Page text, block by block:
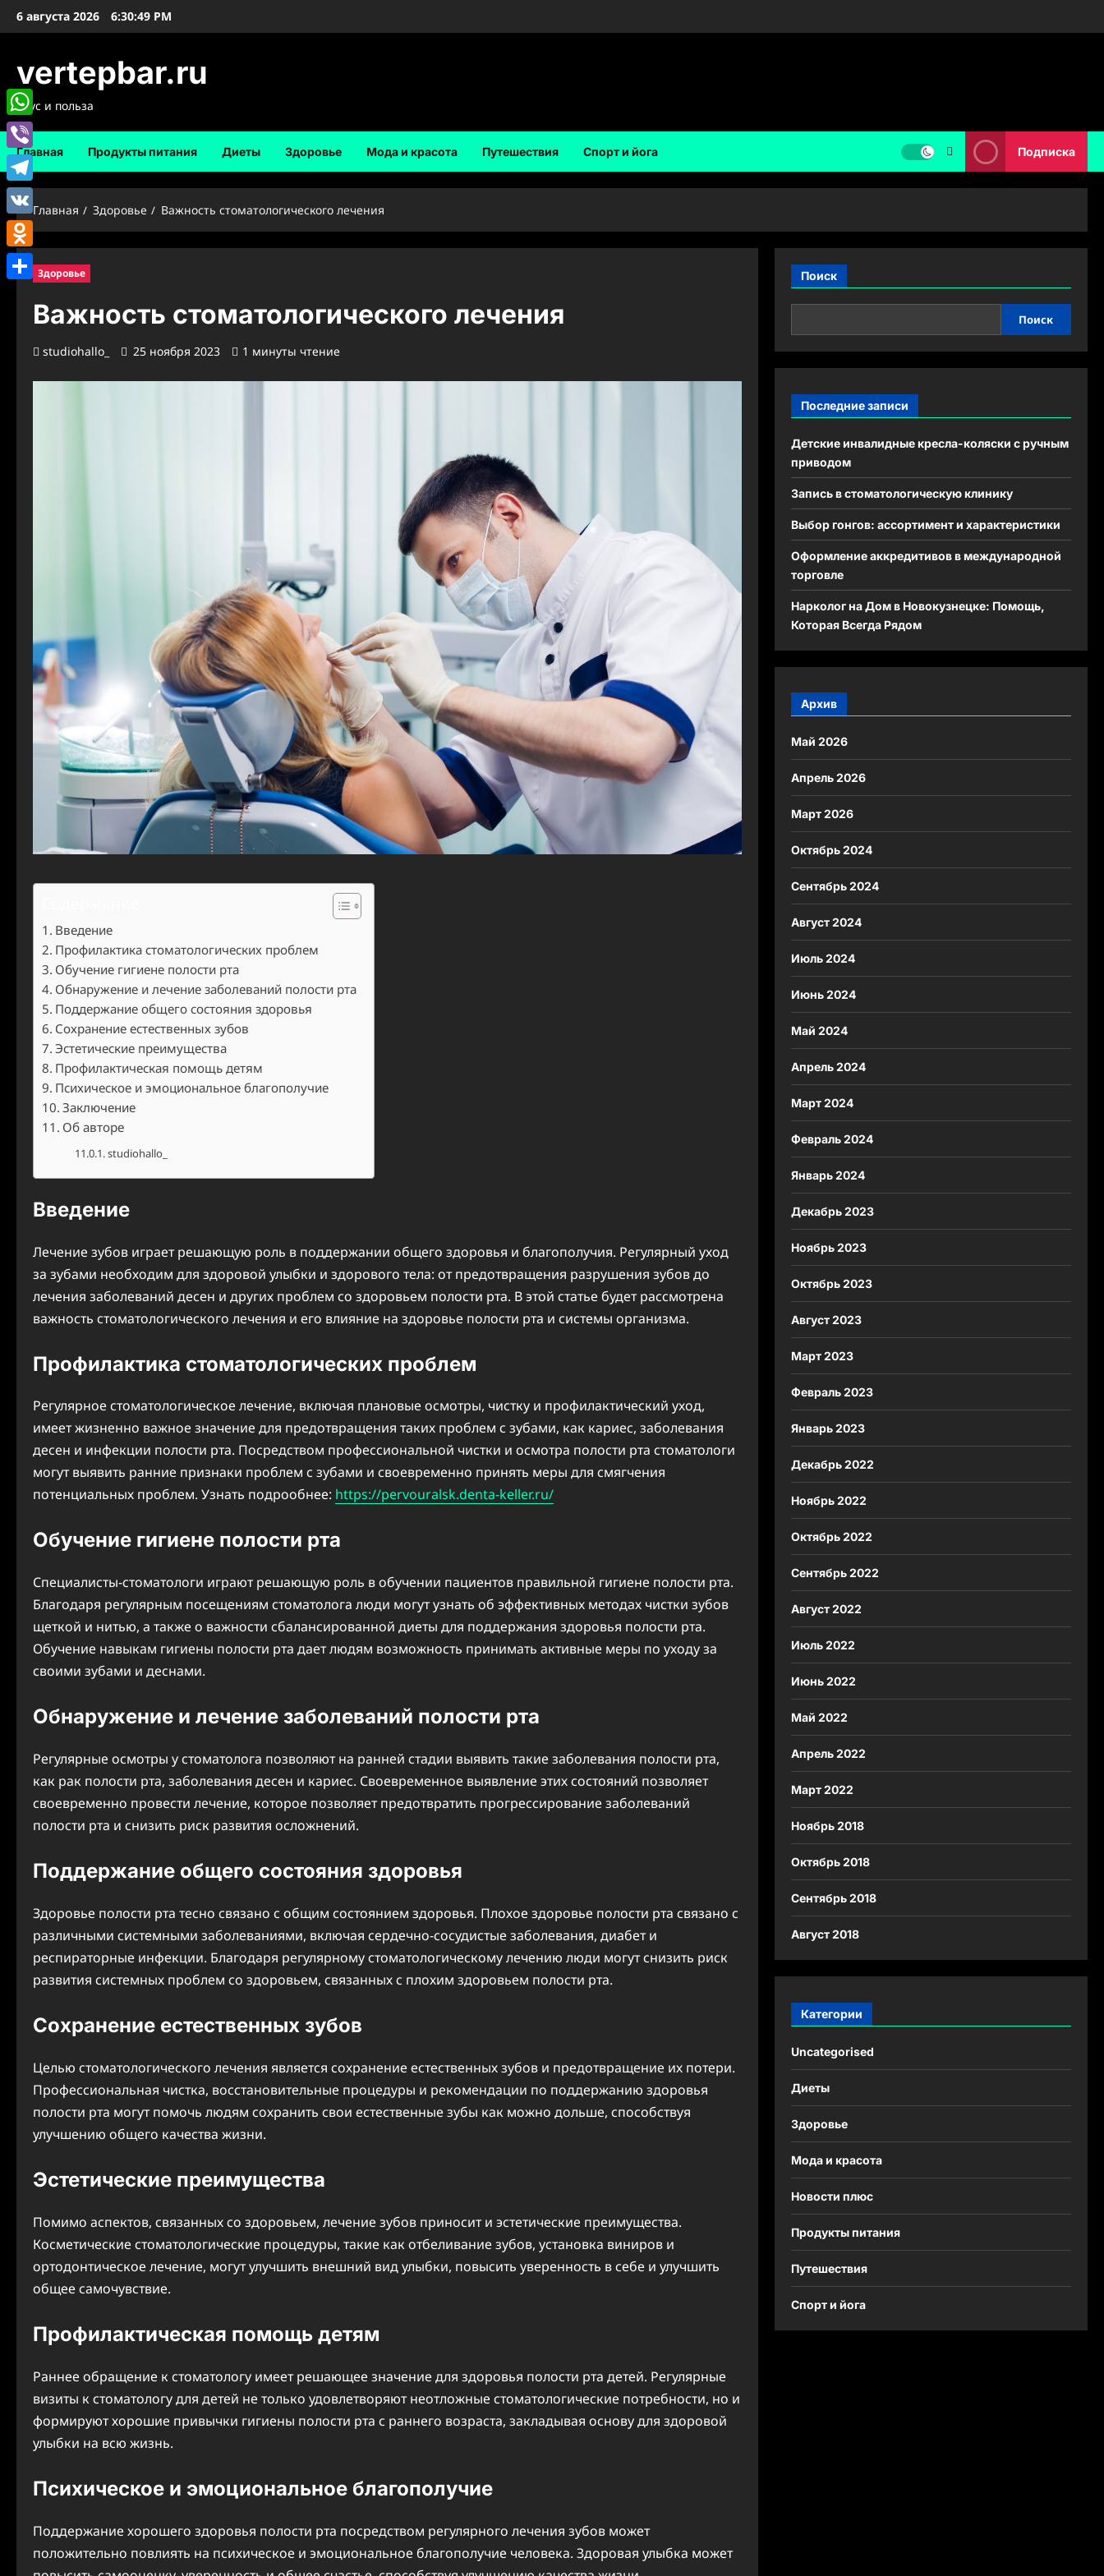
Перейти
6 августа 2026 6:30:50 PM
vertepbar.ru
Вкус и польза
Главная Продукты питания Диеты Здоровье Мода и красота Путешествия Спорт и йога Подписка
Главная Здоровье Важность стоматологического лечения
Здоровье
Важность стоматологического лечения
studiohallo_ 25 ноября 2023 1 минуты чтение
Введение
Профилактика стоматологических проблем
Обучение гигиене полости рта
Обнаружение и лечение заболеваний полости рта
Поддержание общего состояния здоровья
Сохранение естественных зубов
Эстетические преимущества
Профилактическая помощь детям
Психическое и эмоциональное благополучие
Заключение
Об авторе
studiohallo_
Введение
Лечение зубов играет решающую роль в поддержании общего здоровья и благополучия. Регулярный уход
за зубами необходим для здоровой улыбки и здорового тела: от предотвращения разрушения зубов до
лечения заболеваний десен и других проблем со здоровьем полости рта. В этой статье будет рассмотрена
важность стоматологического лечения и его влияние на здоровье полости рта и системы организма.
Профилактика стоматологических проблем
Регулярное стоматологическое лечение, включая плановые осмотры, чистку и профилактический уход,
имеет жизненно важное значение для предотвращения таких проблем с зубами, как кариес, заболевания
десен и инфекции полости рта. Посредством профессиональной чистки и осмотра полости рта стоматологи
могут выявить ранние признаки проблем с зубами и своевременно принять меры для смягчения
потенциальных проблем. Узнать подрообнее: https://pervouralsk.denta-keller.ru/
Обучение гигиене полости рта
Специалисты-стоматологи играют решающую роль в обучении пациентов правильной гигиене полости рта.
Благодаря регулярным посещениям стоматолога люди могут узнать об эффективных методах чистки зубов
щеткой и нитью, а также о важности сбалансированной диеты для поддержания здоровья полости рта.
Обучение навыкам гигиены полости рта дает людям возможность принимать активные меры по уходу за
своими зубами и деснами.
Обнаружение и лечение заболеваний полости рта
Регулярные осмотры у стоматолога позволяют на ранней стадии выявить такие заболевания полости рта,
как рак полости рта, заболевания десен и кариес. Своевременное выявление этих состояний позволяет
своевременно провести лечение, которое позволяет предотвратить прогрессирование заболеваний
полости рта и снизить риск развития осложнений.
Поддержание общего состояния здоровья
Здоровье полости рта тесно связано с общим состоянием здоровья. Плохое здоровье полости рта связано с
различными системными заболеваниями, включая сердечно-сосудистые заболевания, диабет и
респираторные инфекции. Благодаря регулярному стоматологическому лечению люди могут снизить риск
развития системных проблем со здоровьем, связанных с плохим здоровьем полости рта.
Сохранение естественных зубов
Целью стоматологического лечения является сохранение естественных зубов и предотвращение их потери.
Профессиональная чистка, восстановительные процедуры и рекомендации по поддержанию здоровья
полости рта могут помочь людям сохранить свои естественные зубы как можно дольше, способствуя
улучшению общего качества жизни.
Эстетические преимущества
Помимо аспектов, связанных со здоровьем, лечение зубов приносит и эстетические преимущества.
Косметические стоматологические процедуры, такие как отбеливание зубов, установка виниров и
ортодонтическое лечение, могут улучшить внешний вид улыбки, повысить уверенность в себе и улучшить
общее самочувствие.
Профилактическая помощь детям
Раннее обращение к стоматологу имеет решающее значение для здоровья полости рта детей. Регулярные
визиты к стоматологу для детей не только удовлетворяют неотложные стоматологические потребности, но и
формируют хорошие привычки гигиены полости рта с раннего возраста, закладывая основу для здоровой
улыбки на всю жизнь.
Психическое и эмоциональное благополучие
Поддержание хорошего здоровья полости рта посредством регулярного лечения зубов может
положительно повлиять на психическое и эмоциональное благополучие человека. Здоровая улыбка может
Поиск
Поиск
Последние записи
Детские инвалидные кресла-коляски с ручным
приводом
Запись в стоматологическую клинику
Выбор гонгов: ассортимент и характеристики
Оформление аккредитивов в международной
торговле
Нарколог на Дом в Новокузнецке: Помощь,
Которая Всегда Рядом
Архив
Май 2026
Апрель 2026
Март 2026
Октябрь 2024
Сентябрь 2024
Август 2024
Июль 2024
Июнь 2024
Май 2024
Апрель 2024
Март 2024
Февраль 2024
Январь 2024
Декабрь 2023
Ноябрь 2023
Октябрь 2023
Август 2023
Март 2023
Февраль 2023
Январь 2023
Декабрь 2022
Ноябрь 2022
Октябрь 2022
Сентябрь 2022
Август 2022
Июль 2022
Июнь 2022
Май 2022
Апрель 2022
Март 2022
Ноябрь 2018
Октябрь 2018
Сентябрь 2018
Август 2018
Категории
Uncategorised
Диеты
Здоровье
Мода и красота
Новости плюс
Продукты питания
Путешествия
Спорт и йога
WhatsApp
Viber
Telegram
VK
Odnoklassniki